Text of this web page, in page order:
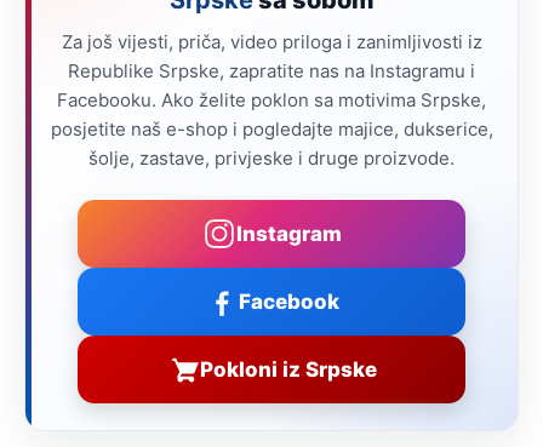
Za još vijesti, priča, video priloga i zanimljivosti iz
Republike Srpske, zapratite nas na Instagramu i
Facebooku. Ako želite poklon sa motivima Srpske,
posjetite naš e-shop i pogledajte majice, dukserice,
šolje, zastave, privjeske i druge proizvode.
Instagram
Facebook
Pokloni iz Srpske